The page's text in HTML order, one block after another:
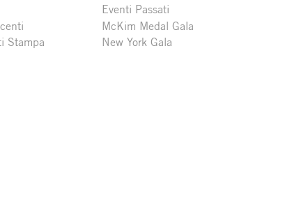
Stampa
Eventi Passati
McKim Medal Gala
New York Gala